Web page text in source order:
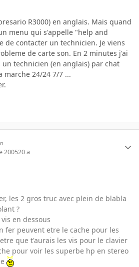
R3000) en anglais. Mais quand
menu qui s'appelle "help and
de contacter un technicien. Je viens
de carte son. En 2 minutes j'ai
un technicien (en anglais) par chat
marche 24/24 7/7 ...
200520 a
les 2 gros truc avec plein de blabla
?
en dessous
fer peuvent etre le cache pour les
que t'aurais les vis pour le clavier
pour voir les superbe hp en stereo